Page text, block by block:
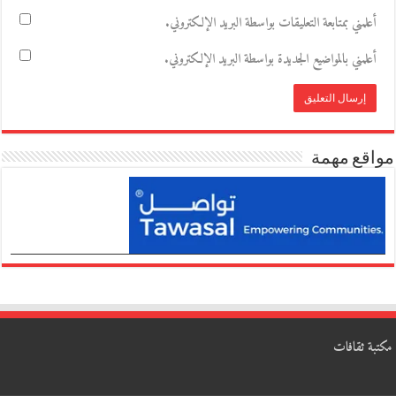
أعلمني بمتابعة التعليقات بواسطة البريد الإلكتروني.
أعلمني بالمواضيع الجديدة بواسطة البريد الإلكتروني.
مواقع مهمة
مكتبة ثقافات